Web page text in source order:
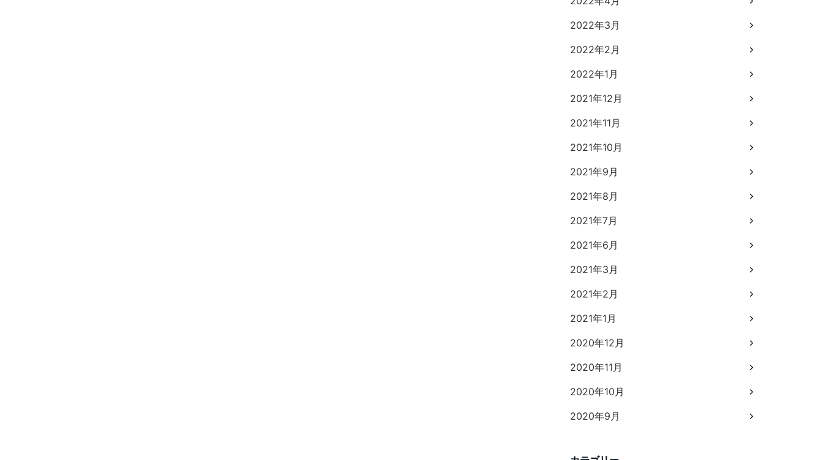
2022年3月
2022年2月
2022年1月
2021年12月
2021年11月
2021年10月
2021年9月
2021年8月
2021年7月
2021年6月
2021年3月
2021年2月
2021年1月
2020年12月
2020年11月
2020年10月
2020年9月